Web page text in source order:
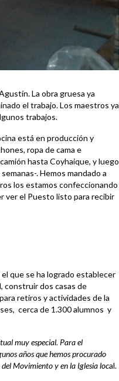
La obra gruesa ya
el trabajo. Los maestros ya
trabajos.
está en producción y
ropa de cama e
hasta Coyhaique, y luego
. Hemos mandado a
los estamos confeccionando
ver el Puesto listo para recibir
que se ha logrado establecer
construir dos casas de
retiros y actividades de la
cerca de 1.300 alumnos y
muy especial. Para el
años que hemos procurado
Movimiento y en la Iglesia local.